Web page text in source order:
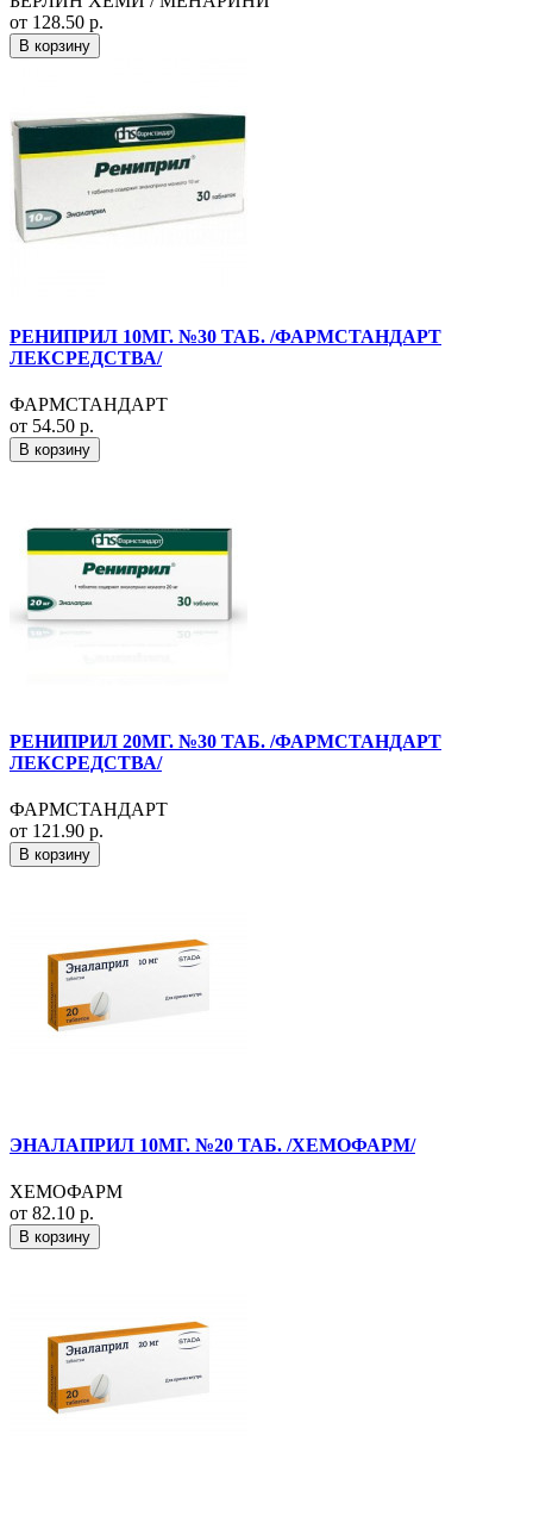
от 128.50 р.
В корзину
РЕНИПРИЛ 10МГ. №30 ТАБ. /ФАРМСТАНДАРТ
ЛЕКСРЕДСТВА/
ФАРМСТАНДАРТ
от 54.50 р.
В корзину
РЕНИПРИЛ 20МГ. №30 ТАБ. /ФАРМСТАНДАРТ
ЛЕКСРЕДСТВА/
ФАРМСТАНДАРТ
от 121.90 р.
В корзину
ЭНАЛАПРИЛ 10МГ. №20 ТАБ. /ХЕМОФАРМ/
ХЕМОФАРМ
от 82.10 р.
В корзину